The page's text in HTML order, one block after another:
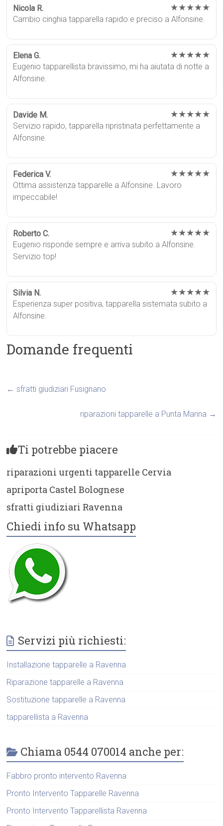
Nicola R. ★★★★★
Cambio cinghia tapparella rapido e preciso a Alfonsine.
Elena G. ★★★★★
Eugenio tapparellista bravissimo, mi ha aiutata di notte a
Alfonsine.
Davide M. ★★★★★
Servizio rapido, tapparella ripristinata perfettamente a
Alfonsine.
Federica V. ★★★★★
Ottima assistenza tapparelle a Alfonsine. Lavoro
impeccabile!
Roberto C. ★★★★★
Eugenio risponde sempre e arriva subito a Alfonsine.
Servizio top!
Silvia N. ★★★★★
Esperienza super positiva, tapparella sistemata subito a
Alfonsine.
Domande frequenti
← sfratti giudiziari Fusignano
riparazioni tapparelle a Punta Marina →
Ti potrebbe piacere
riparazioni urgenti tapparelle Cervia
apriporta Castel Bolognese
sfratti giudiziari Ravenna
Chiedi info su Whatsapp
Servizi più richiesti:
Installazione tapparelle a Ravenna
Riparazione tapparelle a Ravenna
Sostituzione tapparelle a Ravenna
tapparellista a Ravenna
Chiama 0544 070014 anche per:
Fabbro pronto intervento Ravenna
Pronto Intervento Tapparelle Ravenna
Pronto Intervento Tapparellista Ravenna